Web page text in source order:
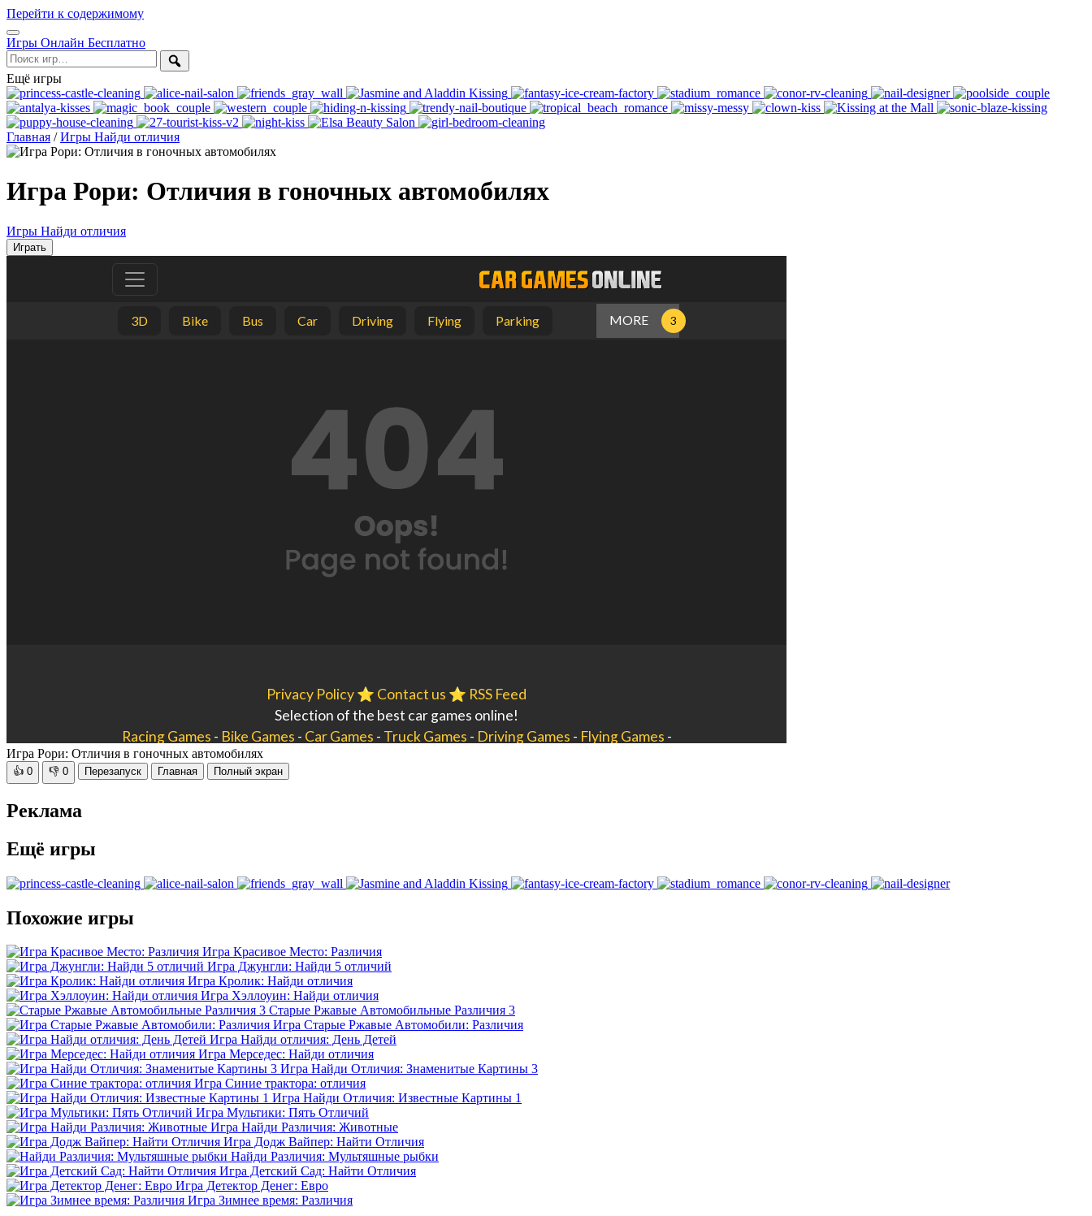
Перейти к содержимому
Открыть
меню
Игры Онлайн Бесплатно
Поиск
Ещё игры
Главная / Игры Найди отличия
Игра Рори: Отличия в гоночных автомобилях
Игры Найди отличия
Играть
Игра Рори: Отличия в гоночных автомобилях
👍 0 👎 0 Перезапуск Главная Полный экран
Реклама
Ещё игры
Похожие игры
Игра Красивое Место: Различия
Игра Джунгли: Найди 5 отличий
Игра Кролик: Найди отличия
Игра Хэллоуин: Найди отличия
Старые Ржавые Автомобильные Различия 3
Игра Старые Ржавые Автомобили: Различия
Игра Найди отличия: День Детей
Игра Мерседес: Найди отличия
Игра Найди Отличия: Знаменитые Картины 3
Игра Синие трактора: отличия
Игра Найди Отличия: Известные Картины 1
Игра Мультики: Пять Отличий
Игра Найди Различия: Животные
Игра Додж Вайпер: Найти Отличия
Найди Различия: Мультяшные рыбки
Игра Детский Сад: Найти Отличия
Игра Детектор Денег: Евро
Игра Зимнее время: Различия